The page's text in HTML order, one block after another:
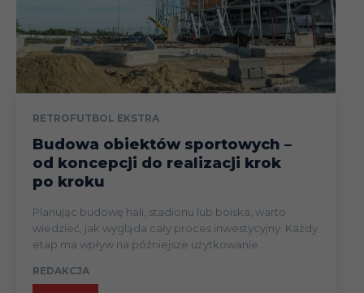
RETROFUTBOL EKSTRA
Budowa obiektów sportowych –
od koncepcji do realizacji krok
po kroku
Planując budowę hali, stadionu lub boiska, warto
wiedzieć, jak wygląda cały proces inwestycyjny. Każdy
etap ma wpływ na późniejsze użytkowanie...
REDAKCJA